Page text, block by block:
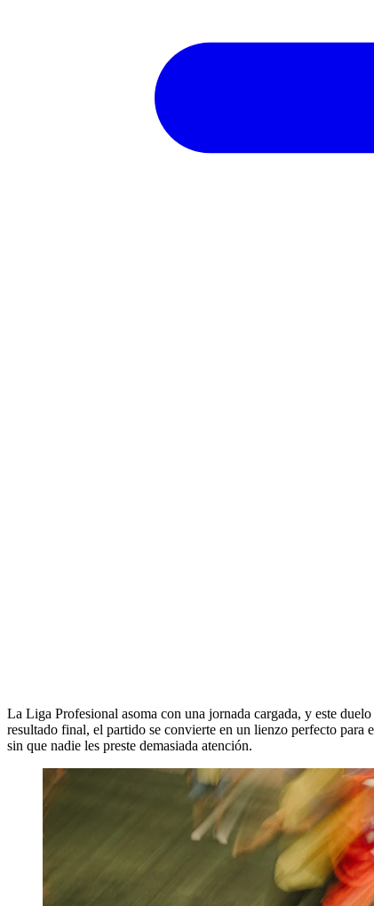
La Liga Profesional asoma con una jornada cargada, y este
resultado final, el partido se convierte en un lienzo perfecto para
sin que nadie les preste demasiada atención.